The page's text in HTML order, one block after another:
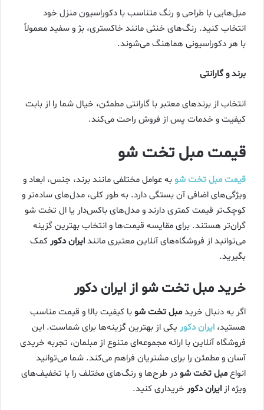
مبل‌هایی با طراحی و رنگ متناسب با دکوراسیون منزل خود
انتخاب کنید. رنگ‌های خنثی مانند خاکستری، بژ و سفید معمولاً
با هر دکوراسیونی هماهنگ می‌شوند.
برند و گارانتی
انتخاب از برندهای معتبر با گارانتی مطمئن، خیال شما را از بابت
کیفیت و خدمات پس از فروش راحت می‌کند.
قیمت مبل تخت شو
قیمت مبل تخت شوبه عوامل مختلفی مانند برند، جنس، ابعاد و
ویژگی‌های اضافی آن بستگی دارد. به طور کلی، مدل‌های ساده‌تر و
کوچک‌تر قیمت کمتری دارند و مدل‌های باکس‌دار یا ال تخت شو
گران‌تر هستند. برای مقایسه قیمت‌ها و انتخاب بهترین گزینه
می‌توانید از فروشگاه‌های آنلاین معتبری مانندایران دکورکمک
بگیرید.
خرید مبل تخت شو از ایران دکور
اگر به دنبال خریدمبل تخت شوبا کیفیت بالا و قیمت مناسب
هستید، ایران دکور یکی از بهترین گزینه‌ها برای شماست. این
فروشگاه آنلاین با ارائه مجموعه‌ای متنوع از مبلمان، تجربه خریدی
آسان و مطمئن را برای مشتریان فراهم می‌کند. شما می‌توانید
انواعمبل تخت شودر طرح‌ها و رنگ‌های مختلف را با تخفیف‌های
ویژه ازایران دکور خریداری کنید.